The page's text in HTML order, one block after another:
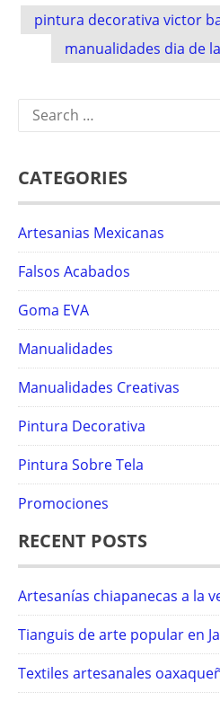
Post
navigation
pintura decorativa victor
manualidades dia de
Search
for:
CATEGORIES
Artesanias Mexicanas
Falsos Acabados
Goma EVA
Manualidades
Manualidades Creativas
Pintura Decorativa
Pintura Sobre Tela
Promociones
RECENT POSTS
Artesanías chiapanecas a la
Tianguis de arte popular en
Textiles artesanales